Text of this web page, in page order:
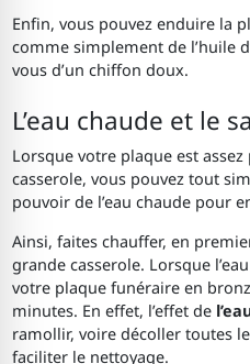
Enfin, vous pouvez enduire la
comme simplement de l’huile
vous d’un chiffon doux.
L’eau chaude et le
Lorsque votre plaque est
casserole, vous pouvez tout
pouvoir de l’eau chaude pour
Ainsi, faites chauffer, en
grande casserole. Lorsque
votre plaque funéraire en
minutes. En effet, l’effet de
ramollir, voire décoller toutes
faciliter le nettoyage.